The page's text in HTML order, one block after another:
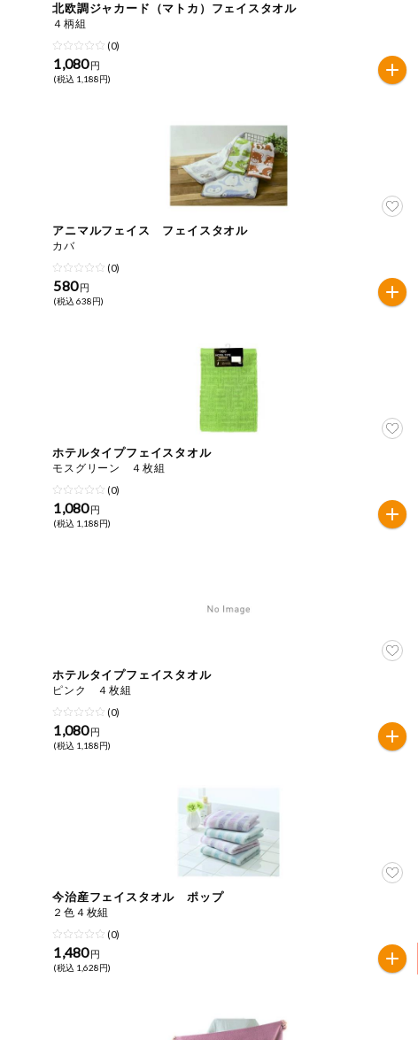
オーガニック
ベビー・キッ
ズ関連
健康志向食品
北欧調ジャカード（マトカ）フェイスタオル
４柄組
(0)
1,080 円
(税込 1,188円)
アニマルフェイス フェイスタオル
カバ
(0)
580 円
(税込 638円)
ホテルタイプフェイスタオル
モスグリーン ４枚組
(0)
1,080 円
(税込 1,188円)
ホテルタイプフェイスタオル
ピンク ４枚組
(0)
1,080 円
(税込 1,188円)
今治産フェイスタオル ポップ
２色４枚組
(0)
1,480 円
(税込 1,628円)